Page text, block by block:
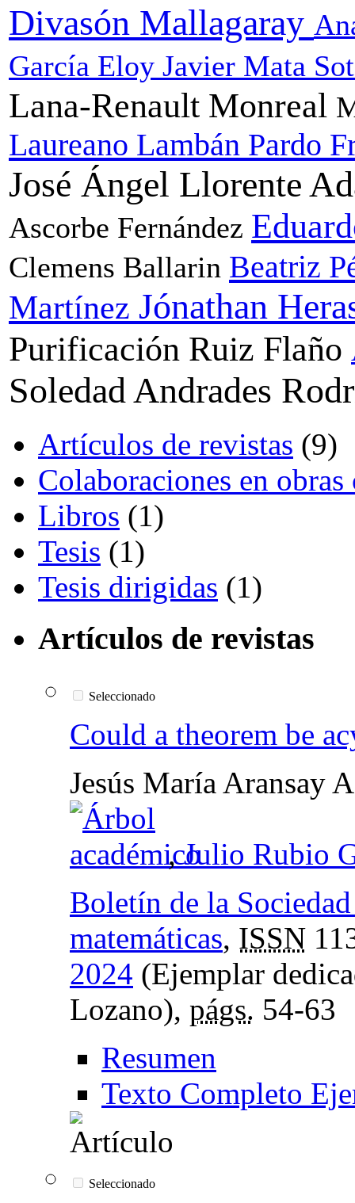
Divasón Mallagaray
García Eloy Javier Mata
Lana-Renault Monreal
Laureano Lambán Pardo
José Ángel Llorente
Ascorbe Fernández
Clemens Ballarin Beatriz
Martínez Jónathan
Purificación Ruiz Flaño
Soledad Andrades
Artículos de revistas (9)
Colaboraciones en
Libros (1)
Tesis (1)
Tesis dirigidas (1)
Artículos de revistas
Seleccionado
Could a theorem be
Jesús María Aransay
,Julio Rubio
Boletín de la
matemáticas, ISSN
2024 (Ejemplar
Lozano), págs. 54-63
Resumen
Texto Completo
Seleccionado